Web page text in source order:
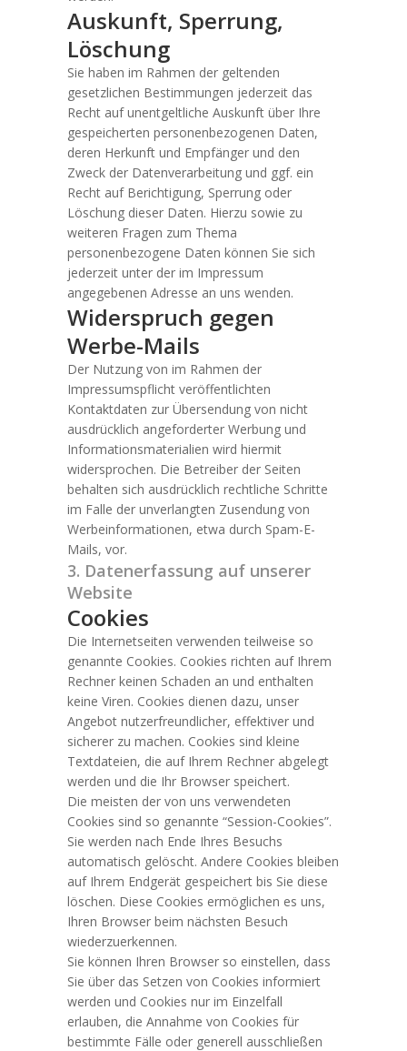
Auskunft, Sperrung,
Löschung
Sie haben im Rahmen der geltenden
gesetzlichen Bestimmungen jederzeit das
Recht auf unentgeltliche Auskunft über Ihre
gespeicherten personenbezogenen Daten,
deren Herkunft und Empfänger und den
Zweck der Datenverarbeitung und ggf. ein
Recht auf Berichtigung, Sperrung oder
Löschung dieser Daten. Hierzu sowie zu
weiteren Fragen zum Thema
personenbezogene Daten können Sie sich
jederzeit unter der im Impressum
angegebenen Adresse an uns wenden.
Widerspruch gegen
Werbe-Mails
Der Nutzung von im Rahmen der
Impressumspflicht veröffentlichten
Kontaktdaten zur Übersendung von nicht
ausdrücklich angeforderter Werbung und
Informationsmaterialien wird hiermit
widersprochen. Die Betreiber der Seiten
behalten sich ausdrücklich rechtliche Schritte
im Falle der unverlangten Zusendung von
Werbeinformationen, etwa durch Spam-E-
Mails, vor.
3. Datenerfassung auf unserer
Website
Cookies
Die Internetseiten verwenden teilweise so
genannte Cookies. Cookies richten auf Ihrem
Rechner keinen Schaden an und enthalten
keine Viren. Cookies dienen dazu, unser
Angebot nutzerfreundlicher, effektiver und
sicherer zu machen. Cookies sind kleine
Textdateien, die auf Ihrem Rechner abgelegt
werden und die Ihr Browser speichert.
Die meisten der von uns verwendeten
Cookies sind so genannte “Session-Cookies”.
Sie werden nach Ende Ihres Besuchs
automatisch gelöscht. Andere Cookies bleiben
auf Ihrem Endgerät gespeichert bis Sie diese
löschen. Diese Cookies ermöglichen es uns,
Ihren Browser beim nächsten Besuch
wiederzuerkennen.
Sie können Ihren Browser so einstellen, dass
Sie über das Setzen von Cookies informiert
werden und Cookies nur im Einzelfall
erlauben, die Annahme von Cookies für
bestimmte Fälle oder generell ausschließen